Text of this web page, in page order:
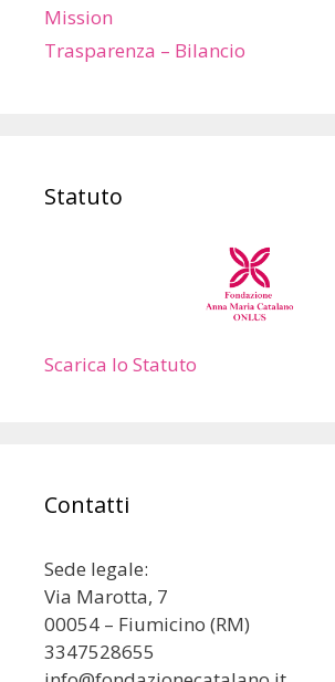
Mission
Trasparenza – Bilancio
Statuto
Scarica lo Statuto
Contatti
Sede legale:
Via Marotta, 7
00054 – Fiumicino (RM)
3347528655